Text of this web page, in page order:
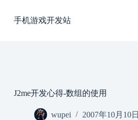
过
手机游戏开发站
J2me开发心得-数组的使用
wupei 2007年10月10日